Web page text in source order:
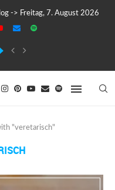
-> Freitag, 7. August 2026
"veretarisch"